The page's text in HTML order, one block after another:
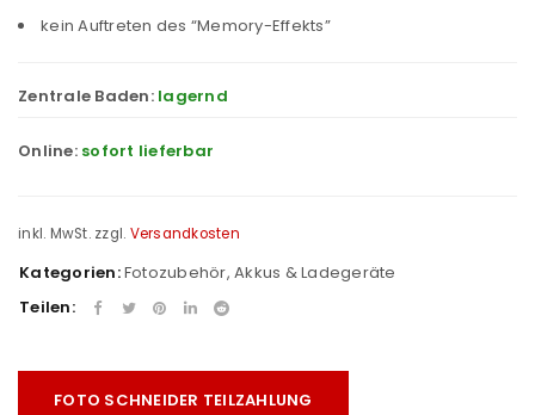
kein Auftreten des “Memory-Effekts”
Zentrale Baden: lagernd
Online: sofort lieferbar
inkl. MwSt. zzgl. Versandkosten
Kategorien:Fotozubehör, Akkus & Ladegeräte
Teilen:
FOTO SCHNEIDER TEILZAHLUNG